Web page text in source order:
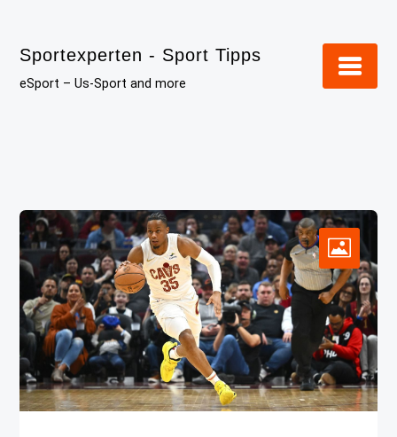
content
Sportexperten - Sport Tipps
eSport – Us-Sport and more